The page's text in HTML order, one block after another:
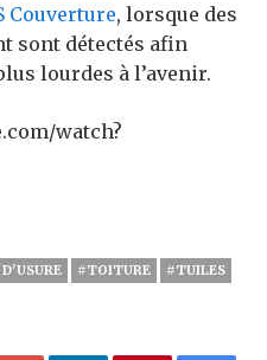
Couverture, lorsque des
sont détectés afin
lourdes à l’avenir.
watch?
#TOITURE
#TUILES